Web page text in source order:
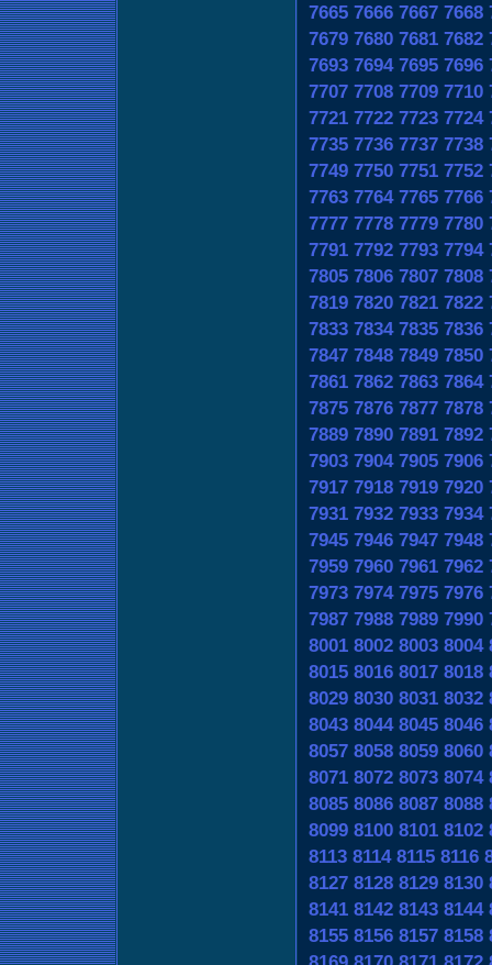
7665 7666 7667 7668
7679 7680 7681 7682
7693 7694 7695 7696
7707 7708 7709 7710
7721 7722 7723 7724
7735 7736 7737 7738
7749 7750 7751 7752
7763 7764 7765 7766
7777 7778 7779 7780
7791 7792 7793 7794
7805 7806 7807 7808
7819 7820 7821 7822
7833 7834 7835 7836
7847 7848 7849 7850
7861 7862 7863 7864
7875 7876 7877 7878
7889 7890 7891 7892
7903 7904 7905 7906
7917 7918 7919 7920
7931 7932 7933 7934
7945 7946 7947 7948
7959 7960 7961 7962
7973 7974 7975 7976
7987 7988 7989 7990
8001 8002 8003 8004
8015 8016 8017 8018
8029 8030 8031 8032
8043 8044 8045 8046
8057 8058 8059 8060
8071 8072 8073 8074
8085 8086 8087 8088
8099 8100 8101 8102
8113 8114 8115 8116
8127 8128 8129 8130
8141 8142 8143 8144
8155 8156 8157 8158